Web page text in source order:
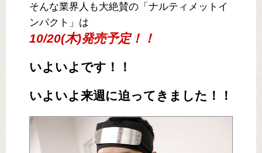
そんな業界人も大絶賛の「ナルティメットイ
ンパクト」は
10/20(木)発売予定！！
いよいよです！！
いよいよ来週に迫ってきました！！